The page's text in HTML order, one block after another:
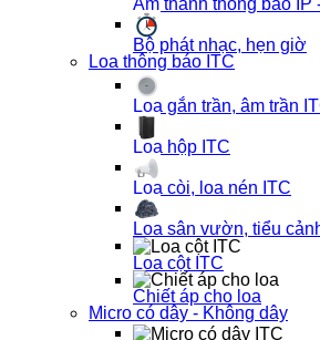
Bộ phát nhạc, hẹn giờ
Loa thông báo ITC
Loa gắn trần, âm trần
Loa hộp ITC
Loa còi, loa nén ITC
Loa sân vườn, tiểu
Loa cột ITC
Chiết áp cho loa
Micro có dây - Không dây